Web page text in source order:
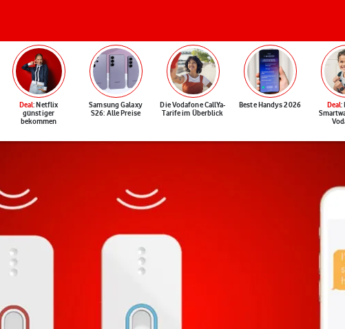
Deal: Netflix
günstiger
bekommen
Samsung Galaxy
S26: Alle Preise
Die Vodafone CallYa-
Tarife im Überblick
Beste Handys 2026 Deal: